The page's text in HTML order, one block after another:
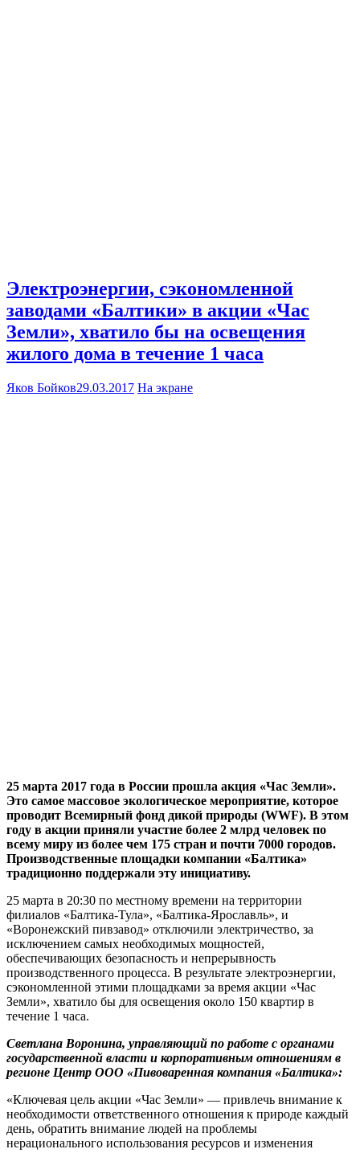
Электроэнергии, сэкономленной
заводами «Балтики» в акции «Час
Земли», хватило бы на освещения
жилого дома в течение 1 часа
Яков Бойков29.03.2017 На экране
25 марта 2017 года в России прошла акция «Час Земли».
Это самое массовое экологическое мероприятие, которое
проводит Всемирный фонд дикой природы (WWF). В этом
году в акции приняли участие более 2 млрд человек по
всему миру из более чем 175 стран и почти 7000 городов.
Производственные площадки компании «Балтика»
традиционно поддержали эту инициативу.
25 марта в 20:30 по местному времени на территории
филиалов «Балтика-Тула», «Балтика-Ярославль», и
«Воронежский пивзавод» отключили электричество, за
исключением самых необходимых мощностей,
обеспечивающих безопасность и непрерывность
производственного процесса. В результате электроэнергии,
сэкономленной этими площадками за время акции «Час
Земли», хватило бы для освещения около 150 квартир в
течение 1 часа.
Светлана Воронина, управляющий по работе с органами
государственной власти и корпоративным отношениям в
регионе Центр ООО «Пивоваренная компания «Балтика»:
«Ключевая цель акции «Час Земли» — привлечь внимание к
необходимости ответственного отношения к природе каждый
день, обратить внимание людей на проблемы
нерационального использования ресурсов и изменения